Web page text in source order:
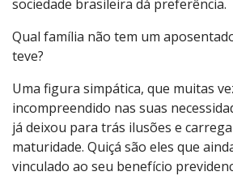
sociedade brasileira dá preferência.
Qual família não tem um
teve?
Uma figura simpática, que muitas
incompreendido nas suas
já deixou para trás ilusões e
maturidade. Quiçá são eles que
vinculado ao seu benefício